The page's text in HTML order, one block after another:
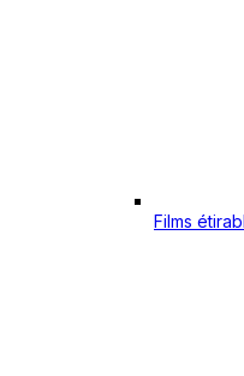
Films